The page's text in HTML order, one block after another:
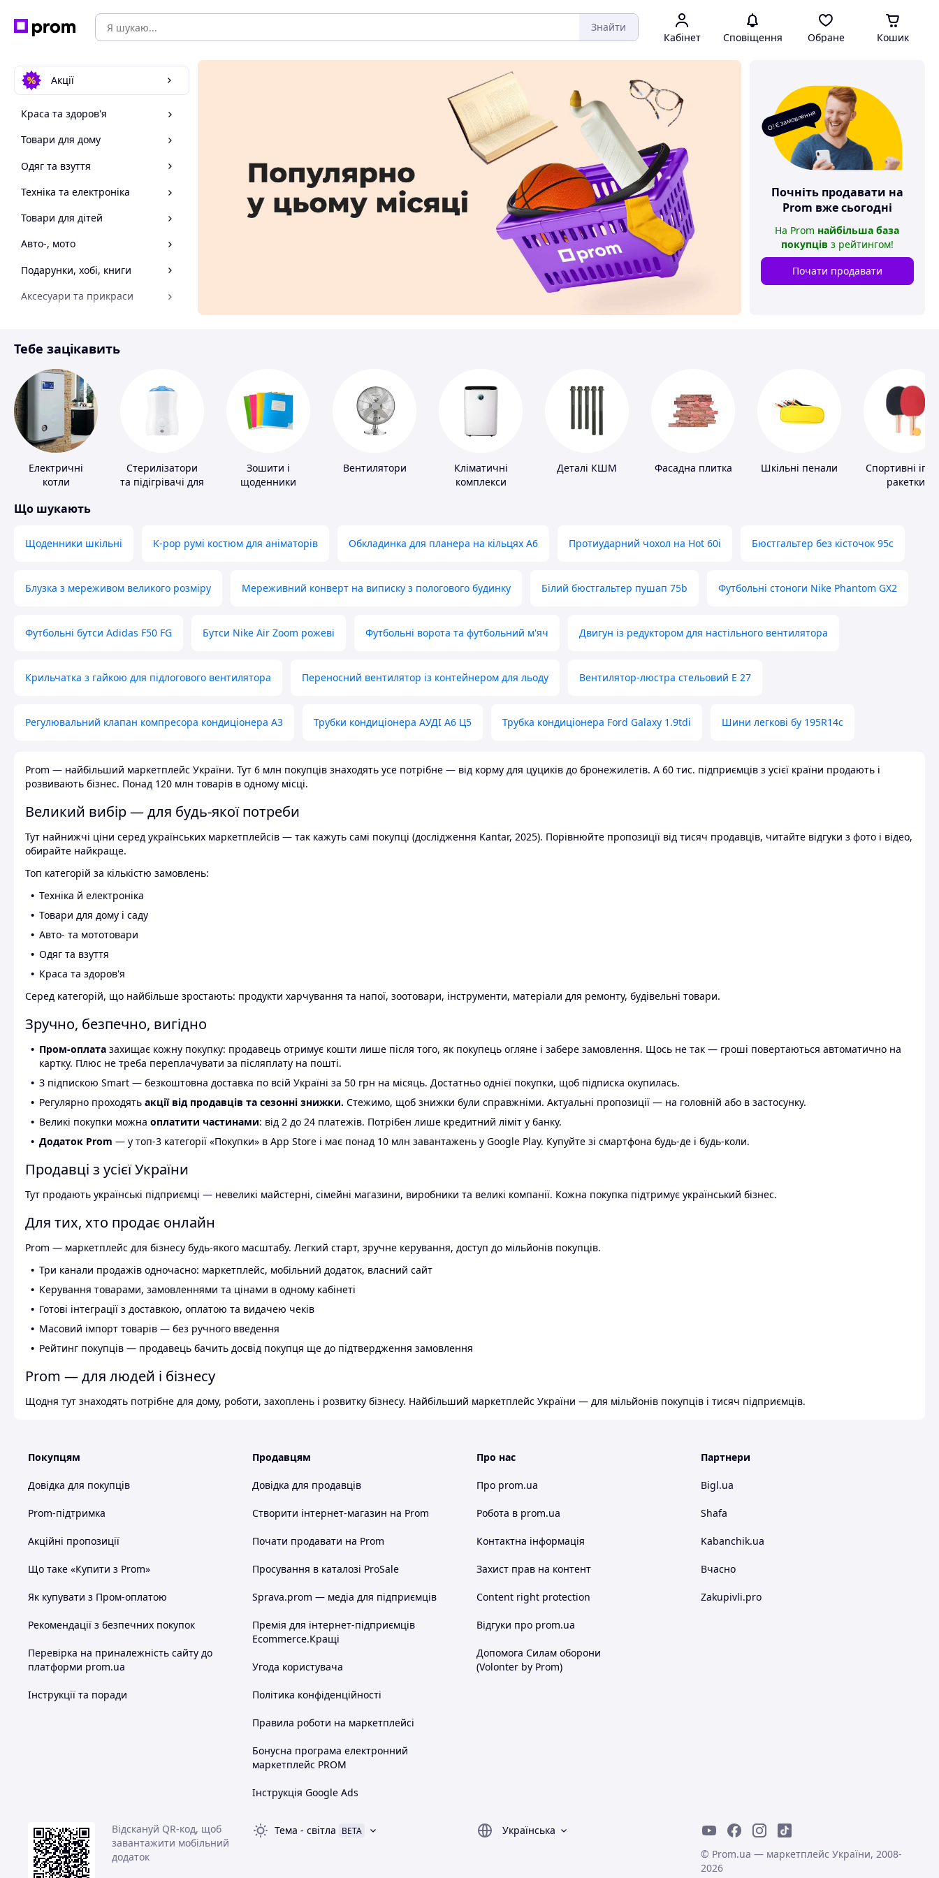
Знайти
Кабінет Сповіщення Обране Кошик
Акції
Краса та здоров'я
Товари для дому
Одяг та взуття
Техніка та електроніка
Товари для дітей
Авто-, мото
Подарунки, хобі, книги
Аксесуари та прикраси
Спорт і відпочинок
О! Є замовлення
Почніть продавати на
Prom вже сьогодні
На Prom найбільша база
покупців з рейтингом!
Почати продавати
Тебе зацікавить
Електричні
котли
Стерилізатори
та підігрівачі для
Зошити і
щоденники
Вентилятори
Кліматичні
комплекси
Деталі КШМ Фасадна плитка Шкільні пенали
Спортивні
ракетки
Що шукають
Щоденники шкільні K-pop румі костюм для аніматорів Обкладинка для планера на кільцях А6 Протиударний чохол на Hot 60i Бюстгальтер без кісточок 95с
Блузка з мереживом великого розміру Мереживний конверт на виписку з пологового будинку Білий бюстгальтер пушап 75b Футбольні стоноги Nike Phantom GX2
Футбольні бутси Adidas F50 FG Бутси Nike Air Zoom рожеві Футбольні ворота та футбольний м'яч Двигун із редуктором для настільного вентилятора
Крильчатка з гайкою для підлогового вентилятора Переносний вентилятор із контейнером для льоду Вентилятор-люстра стельовий E 27
Регулювальний клапан компресора кондиціонера А3 Трубки кондиціонера АУДІ А6 Ц5 Трубка кондиціонера Ford Galaxy 1.9tdi Шини легкові бу 195R14c
Prom — найбільший маркетплейс України. Тут 6 млн покупців знаходять усе потрібне — від корму для цуциків до бронежилетів. А 60 тис. підприємців з усієї країни продають і
розвивають бізнес. Понад 120 млн товарів в одному місці.
Великий вибір — для будь-якої потреби
Тут найнижчі ціни серед українських маркетплейсів — так кажуть самі покупці (дослідження Kantar, 2025). Порівнюйте пропозиції від тисяч продавців, читайте відгуки з фото і відео,
обирайте найкраще.
Топ категорій за кількістю замовлень:
Техніка й електроніка
Товари для дому і саду
Авто- та мототовари
Одяг та взуття
Краса та здоров'я
Серед категорій, що найбільше зростають: продукти харчування та напої, зоотовари, інструменти, матеріали для ремонту, будівельні товари.
Зручно, безпечно, вигідно
Пром-оплата захищає кожну покупку: продавець отримує кошти лише після того, як покупець огляне і забере замовлення. Щось не так — гроші повертаються автоматично на
картку. Плюс не треба переплачувати за післяплату на пошті.
З підпискою Smart — безкоштовна доставка по всій Україні за 50 грн на місяць. Достатньо однієї покупки, щоб підписка окупилась.
Регулярно проходять акції від продавців та сезонні знижки. Стежимо, щоб знижки були справжніми. Актуальні пропозиції — на головній або в застосунку.
Великі покупки можна оплатити частинами: від 2 до 24 платежів. Потрібен лише кредитний ліміт у банку.
Додаток Prom — у топ-3 категорії «Покупки» в App Store і має понад 10 млн завантажень у Google Play. Купуйте зі смартфона будь-де і будь-коли.
Продавці з усієї України
Тут продають українські підприємці — невеликі майстерні, сімейні магазини, виробники та великі компанії. Кожна покупка підтримує український бізнес.
Для тих, хто продає онлайн
Prom — маркетплейс для бізнесу будь-якого масштабу. Легкий старт, зручне керування, доступ до мільйонів покупців.
Три канали продажів одночасно: маркетплейс, мобільний додаток, власний сайт
Керування товарами, замовленнями та цінами в одному кабінеті
Готові інтеграції з доставкою, оплатою та видачею чеків
Масовий імпорт товарів — без ручного введення
Рейтинг покупців — продавець бачить досвід покупця ще до підтвердження замовлення
Prom — для людей і бізнесу
Щодня тут знаходять потрібне для дому, роботи, захоплень і розвитку бізнесу. Найбільший маркетплейс України — для мільйонів покупців і тисяч підприємців.
Покупцям
Довідка для покупців
Prom-підтримка
Акційні пропозиції
Що таке «Купити з Prom»
Як купувати з Пром-оплатою
Рекомендації з безпечних покупок
Перевірка на приналежність сайту до
платформи prom.ua
Інструкції та поради
Продавцям
Довідка для продавців
Створити інтернет-магазин на Prom
Почати продавати на Prom
Просування в каталозі ProSale
Sprava.prom — медіа для підприємців
Премія для інтернет-підприємців
Ecommerce.Кращі
Угода користувача
Політика конфіденційності
Правила роботи на маркетплейсі
Бонусна програма електронний
маркетплейс PROM
Інструкція Google Ads
Про нас
Про prom.ua
Робота в prom.ua
Контактна інформація
Захист прав на контент
Content right protection
Відгуки про prom.ua
Допомога Силам оборони
(Volonter by Prom)
Партнери
Bigl.ua
Shafa
Kabanchik.ua
Вчасно
Zakupivli.pro
Відскануй QR-код, щоб
завантажити мобільний
додаток
Тема - світла BETA
Українська
© Prom.ua — маркетплейс України, 2008-
2026